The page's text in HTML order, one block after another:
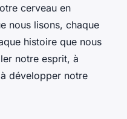
cerveau en
nous lisons, chaque
histoire que nous
notre esprit, à
développer notre